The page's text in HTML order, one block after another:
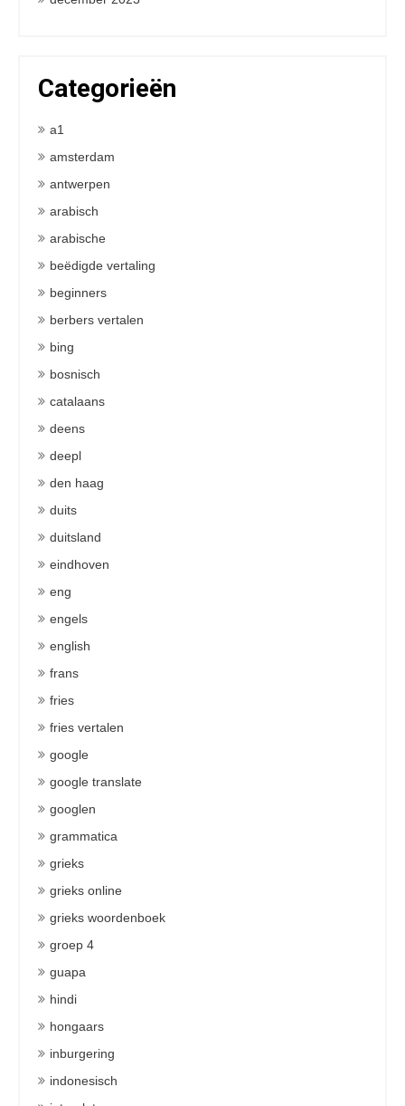
Categorieën
a1
amsterdam
antwerpen
arabisch
arabische
beëdigde vertaling
beginners
berbers vertalen
bing
bosnisch
catalaans
deens
deepl
den haag
duits
duitsland
eindhoven
eng
engels
english
frans
fries
fries vertalen
google
google translate
googlen
grammatica
grieks
grieks online
grieks woordenboek
groep 4
guapa
hindi
hongaars
inburgering
indonesisch